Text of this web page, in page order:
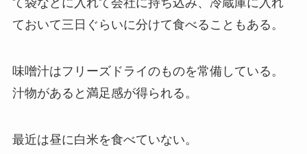
て袋などに入れて会社に持ち込み、冷蔵庫に入れ
ておいて三日ぐらいに分けて食べることもある。
味噌汁はフリーズドライのものを常備している。
汁物があると満足感が得られる。
最近は昼に白米を食べていない。